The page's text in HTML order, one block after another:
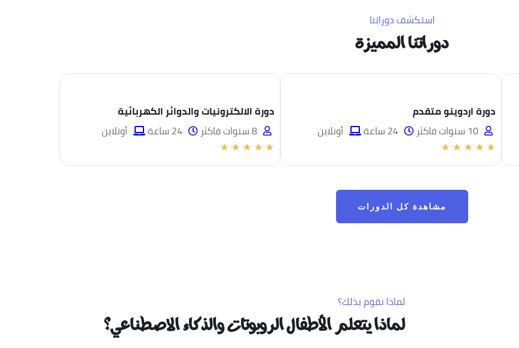
استكشف دوراتنا
دوراتنا المميزة
دورة اردوينو متقدم
10 سنوات فاكثر
24 ساعة
أونلاين
★
★
★
★
★
دورة الالكترونيات والدوائر الكهربائية
8 سنوات فاكثر
24 ساعة
أونلاين
★
★
★
★
★
مشاهدة كل الدورات
لماذا نقوم بذلك؟
لماذا يتعلم الأطفال الروبوتات والذكاء الاصطناعي؟